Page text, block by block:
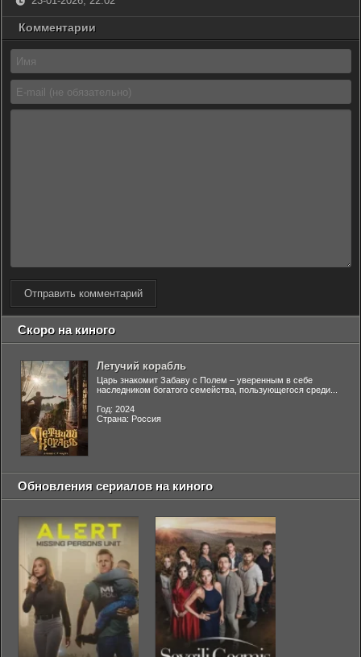
Комментарии
Отправить комментарий
Скоро на киного
Летучий корабль
Царь знакомит Забаву с Полем – уверенным в себе
наследником богатого семейства, пользующегося среди...
Год: 2024
Страна: Россия
Обновления сериалов на киного